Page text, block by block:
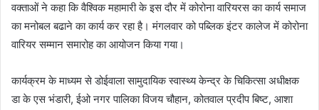
वक्ताओं ने कहा कि वैश्विक महामारी के इस दौर में कोरोना वारियरस का कार्य समाज
का मनोबल बढाने का कार्य कर रहा है। मंगलवार को पब्लिक इंटर कालेज में कोरोना
वारियर सम्मान समारोह का आयोजन किया गया।
कार्यक्रम के माध्यम से डोईवाला सामुदायिक स्वास्थ्य केन्द्र के चिकित्सा अधीक्षक
डा के एस भंडारी, ईओ नगर पालिका विजय चौहान, कोतवाल प्रदीप बिष्ट, आशा